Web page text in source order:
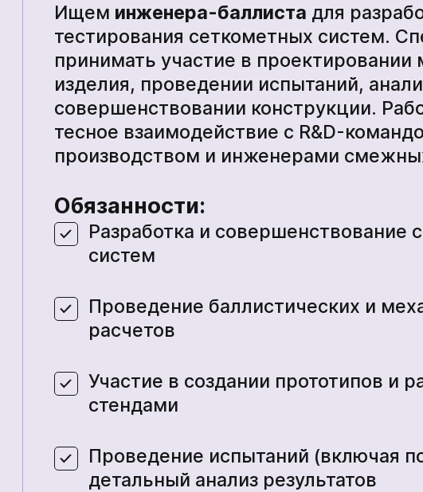
Ищем инженера-баллиста для
тестирования сеткометных систем.
принимать участие в проектировании
изделия, проведении испытаний,
совершенствовании конструкции.
тесное взаимодействие с R&D-
производством и инженерами
Обязанности:
Разработка и совершенствование
систем
Проведение баллистических и
расчетов
Участие в создании прототипов и
стендами
Проведение испытаний (включая
детальный анализ результатов